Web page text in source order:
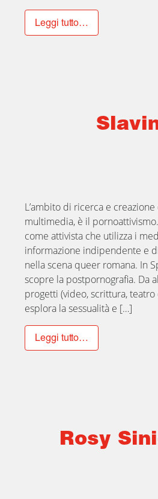
Leggi tutto…
L’ambito di ricerca e
multimedia, è il
come attivista che utilizza i
informazione indipendente e
nella scena queer romana. In
scopre la postpornografia. Da
progetti (video, scrittura,
esplora la sessualità e […]
Leggi tutto…
Rosy